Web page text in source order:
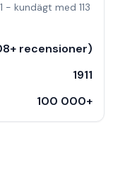
- kundägt med 113
+ recensioner)
1911
100 000+